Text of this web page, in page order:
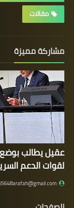
مقالات
مشاركة مميزة
عقيل يطالب
لقوات الدعم